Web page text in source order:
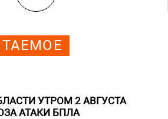
УТРОМ 2 АВГУСТА
АТАКИ БПЛА